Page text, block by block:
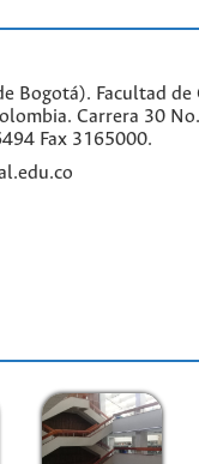
Bogotá). Facultad de
Carrera 30
Fax 3165000.